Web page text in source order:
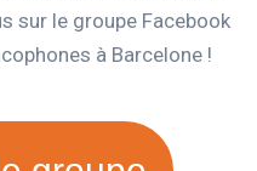
sur le groupe Facebook
à Barcelone !